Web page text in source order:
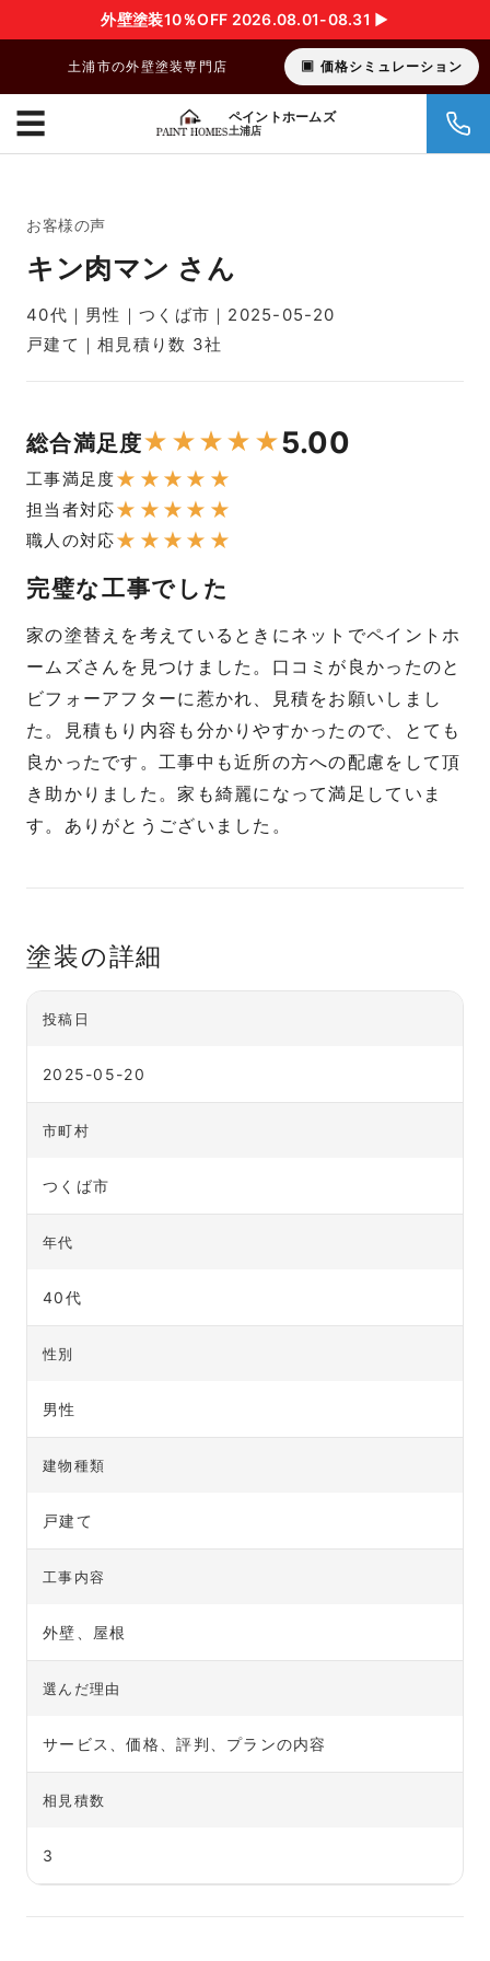
外壁塗装10％OFF 2026.08.01-08.31 ▶︎
土浦市の外壁塗装専門店 価格シミュレーション
ペイントホームズ
土浦店
☰
お客様の声
キン肉マン さん
40代｜男性｜つくば市｜2025-05-20
戸建て｜相見積り数 3社
総合満足度★ ★★★ ★5.00
工事満足度★ ★ ★ ★ ★
担当者対応★ ★ ★ ★ ★
職人の対応★ ★ ★ ★ ★
完璧な工事でした
家の塗替えを考えているときにネットでペイントホ
ームズさんを見つけました。口コミが良かったのと
ビフォーアフターに惹かれ、見積をお願いしまし
た。見積もり内容も分かりやすかったので、とても
良かったです。工事中も近所の方への配慮をして頂
き助かりました。家も綺麗になって満足していま
す。ありがとうございました。
塗装の詳細
投稿日
2025-05-20
市町村
つくば市
年代
40代
性別
男性
建物種類
戸建て
工事内容
外壁、屋根
選んだ理由
サービス、価格、評判、プランの内容
相見積数
3